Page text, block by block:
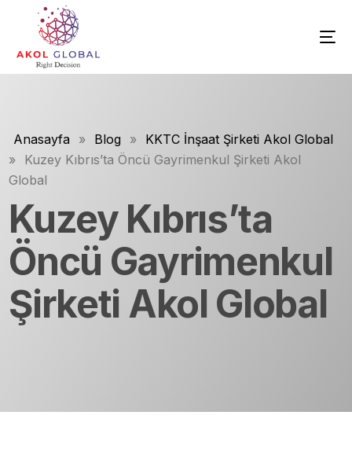
Anasayfa » Blog »
KKTC İnşaat Şirketi Akol Global
»
Kuzey Kıbrıs’ta Öncü Gayrimenkul Şirketi Akol
Global
Kuzey Kıbrıs’ta
Öncü Gayrimenkul
Şirketi Akol Global